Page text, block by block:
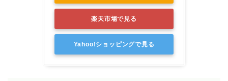
楽天市場で見る
Yahoo!ショッピングで見る